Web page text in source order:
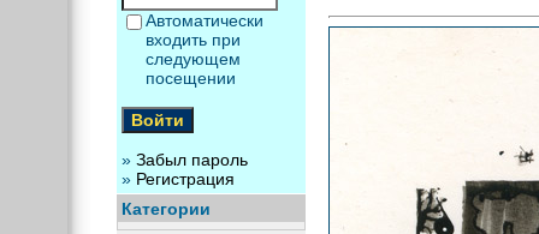
Автоматически
входить при
следующем
посещении
» Забыл пароль
» Регистрация
Категории